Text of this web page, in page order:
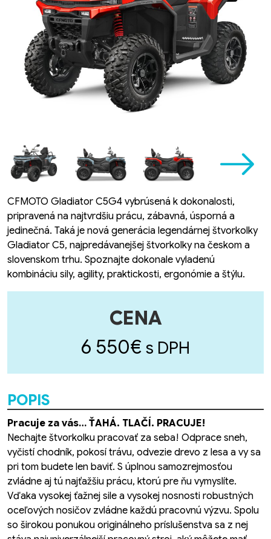
CFMOTO Gladiator C5G4 vybrúsená k dokonalosti,
pripravená na najtvrdšiu prácu, zábavná, úsporná a
jedinečná. Taká je nová generácia legendárnej štvorkolky
Gladiator C5, najpredávanejšej štvorkolky na českom a
slovenskom trhu. Spoznajte dokonale vyladenú
kombináciu sily, agility, praktickosti, ergonómie a štýlu.
CENA
6 550€ s DPH
POPIS
Pracuje za vás… ŤAHÁ. TLAČÍ. PRACUJE!
Nechajte štvorkolku pracovať za seba! Odprace sneh,
vyčistí chodník, pokosí trávu, odvezie drevo z lesa a vy sa
pri tom budete len baviť. S úplnou samozrejmosťou
zvládne aj tú najťažšiu prácu, ktorú pre ňu vymyslíte.
Vďaka vysokej ťažnej sile a vysokej nosnosti robustných
oceľových nosičov zvládne každú pracovnú výzvu. Spolu
so širokou ponukou originálneho príslušenstva sa z nej